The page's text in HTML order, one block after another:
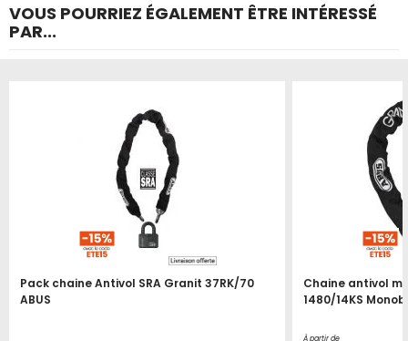
VOUS POURRIEZ ÉGALEMENT ÊTRE INTÉRESSÉ
PAR...
Pack chaine Antivol SRA Granit 37RK/70
ABUS
Chaine antivol
1480/14KS
À partir de